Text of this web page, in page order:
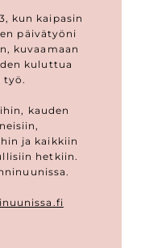
kun kaipasin
päivätyöni
kuvaamaan
kuluttua
työ.
kauden
ja kaikkiin
hetkiin.